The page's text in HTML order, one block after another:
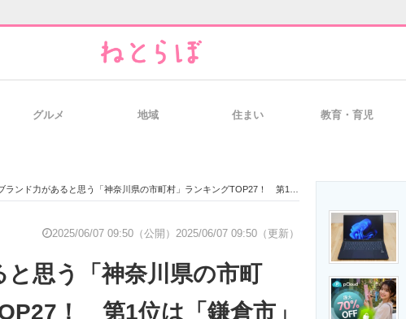
経営リーダーのコミュニティ
製造業のIT導入・活用を支援
グルメ 地域 住まい 教育・育児
ランド力があると思う「神奈川県の市町村」ランキングTOP27！ 第1位は「鎌倉市」【2025年5月26日時点の調査結果】
2025/06/07 09:50（公開） 2025/06/07 09:50（更新）
思う「神奈川県の市町
！ 第1位は「鎌倉市」